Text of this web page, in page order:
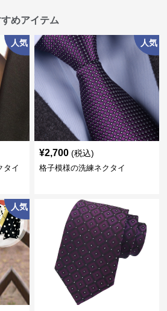
めアイテム
人気
タイ
人気
¥2,700 (税込)
格子模様の洗練ネクタイ
人気